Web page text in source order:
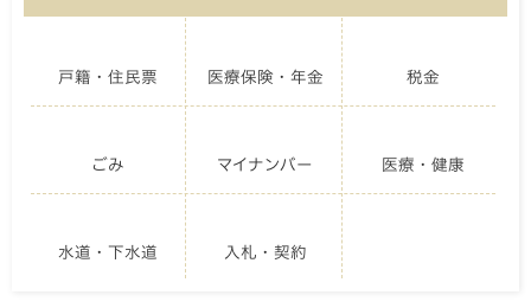
戸籍・住民票 医療保険・年金 税金
ごみ マイナンバー 医療・健康
水道・下水道 入札・契約